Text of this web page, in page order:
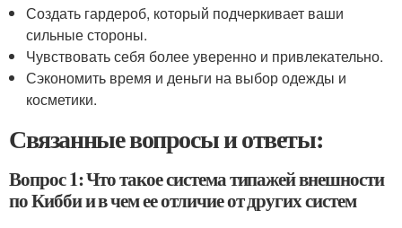
Создать гардероб, который подчеркивает ваши
сильные стороны.
Чувствовать себя более уверенно и привлекательно.
Сэкономить время и деньги на выбор одежды и
косметики.
Связанные вопросы и ответы:
Вопрос 1: Что такое система типажей внешности
по Кибби и в чем ее отличие от других систем